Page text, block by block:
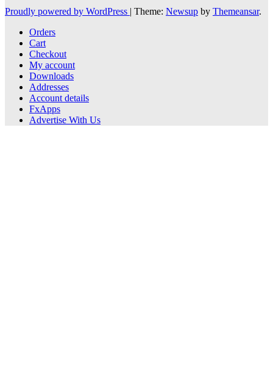
Proudly powered by WordPress | Theme: Newsup by Themeansar.
Orders
Cart
Checkout
My account
Downloads
Addresses
Account details
FxApps
Advertise With Us